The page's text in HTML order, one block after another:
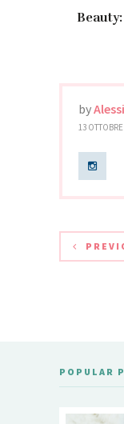
by
13
POPULAR